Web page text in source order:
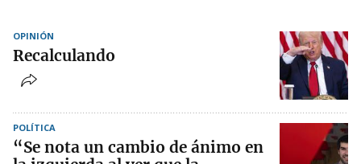
OPINIÓN
Recalculando
POLÍTICA
“Se nota un cambio de ánimo en